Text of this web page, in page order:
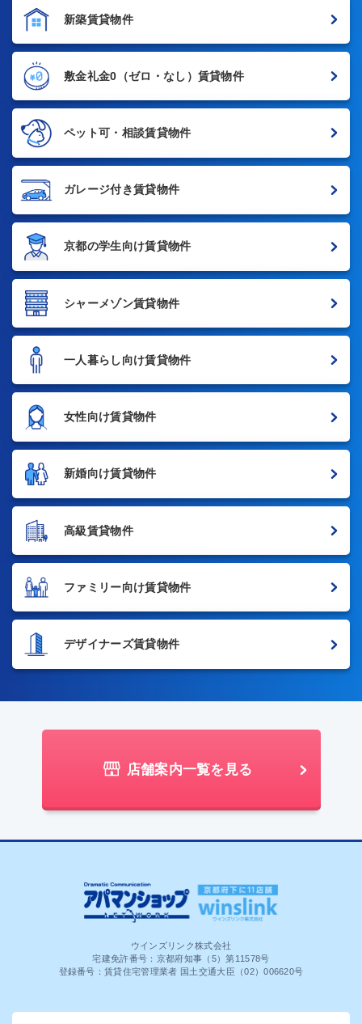
新築賃貸物件
敷金礼金0 （ゼロ・なし）賃貸物件
ペット可・相談賃貸物件
ガレージ付き賃貸物件
京都の学生向け賃貸物件
シャーメゾン賃貸物件
一人暮らし向け賃貸物件
女性向け賃貸物件
新婚向け賃貸物件
高級賃貸物件
ファミリー向け賃貸物件
デザイナーズ賃貸物件
店舗案内一覧を見る
ウインズリンク株式会社
宅建免許番号：京都府知事（5）第11578号
登録番号：賃貸住宅管理業者 国土交通大臣（02）006620号